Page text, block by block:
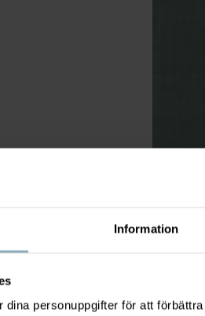
Information
personuppgifter för att